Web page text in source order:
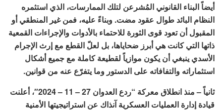
أيضاً البناء القانوني المُشرعن لتلك الممارسات، الذي استثمره
النظام البائد طوال عقود مضت. وبناءً عليه، فمن غير المنطقي أو
المقبول أن تعود قوى الثورة للاحتماء بالأدوات والإجراءات القمعية
ذاتها التي كانت هي أبرز ضحاياها، بل لعلّ القطع مع إرث الإجرام
الأسدي ينبغي أن يكون موازياً لقطيعة كاملة مع جميع أشكال
استثماراته والتفافاته على الدستور وما يتفرّع عنه من قوانين.
ثانياً – منذ انطلاق معركة “ردع العدوان 27 – 11 – 2024″، أعلنت
قيادة إدارة العمليات العسكرية آنذاك عن استراتيجيتها الأمنية